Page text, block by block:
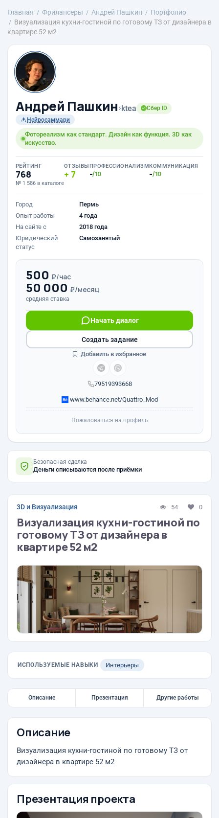
Главная Фрилансеры Андрей Пашкин
Портфолио
Визуализация кухни-гостиной по готовому ТЗ от дизайнера в
квартире 52 м2
Андрей Пашкин›ktea
Сбер ID
Нейросаммари
Фотореализм как стандарт. Дизайн как функция. 3D как
искусство.
РЕЙТИНГ
768
№ 1 586 в каталоге
ОТЗЫВЫ
7
ПРОФЕССИОНАЛИЗМ
-/10
КОММУНИКАЦИЯ
-/10
Город
Пермь
Опыт работы
4 года
На сайте с
2018 года
Юридический
статус
Самозанятый
500 ₽/час
50 000 ₽/месяц
средняя ставка
79519393668
Начать диалог
www.behance.net/Quattro_Mod
Создать задание
Добавить в избранное
Пожаловаться на профиль
Безопасная сделка
Деньги списываются после приёмки
3D и Визуализация 54 0
Визуализация кухни-гостиной по
готовому ТЗ от дизайнера в
квартире 52 м2
ИСПОЛЬЗУЕМЫЕ НАВЫКИ Интерьеры
Описание Презентация Другие работы
Описание
Визуализация кухни-гостиной по готовому ТЗ от
дизайнера в квартире 52 м2
Презентация проекта